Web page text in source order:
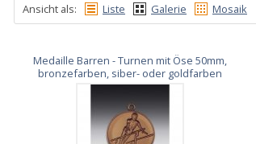
Ansicht als: Liste Galerie Mosaik
Medaille Barren - Turnen mit Öse 50mm,
bronzefarben, siber- oder goldfarben